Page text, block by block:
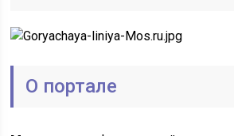
О портале